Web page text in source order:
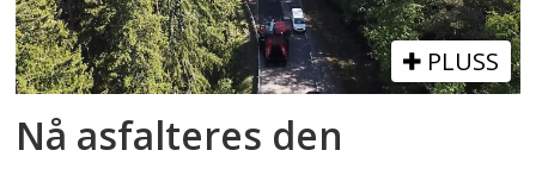
PLUSS
Nå asfalteres den